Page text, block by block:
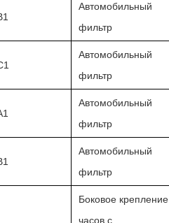
Автомобильный
фильтр
Автомобильный
фильтр
Автомобильный
фильтр
Автомобильный
фильтр
Боковое крепление
часов с